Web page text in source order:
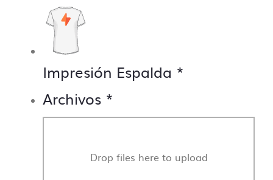
Impresión Espalda *
Archivos *
Drop files here to upload